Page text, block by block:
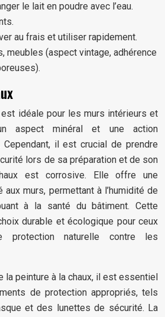
le lait en poudre avec l’eau.
au frais et utiliser rapidement.
meubles (aspect vintage, adhérence
est idéale pour les murs intérieurs et
aspect minéral et une action
Cependant, il est crucial de prendre
lors de sa préparation et de son
est corrosive. Elle offre une
murs, permettant à l’humidité de
à la santé du bâtiment. Cette
durable et écologique pour ceux
protection naturelle contre les
la peinture à la chaux, il est essentiel
de protection appropriés, tels
et des lunettes de sécurité. La